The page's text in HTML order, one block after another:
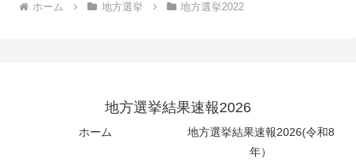
ホーム 地方選挙 地方選挙2022
地方選挙結果速報2026
ホーム
地方選挙結果速報2026(令和8
年）